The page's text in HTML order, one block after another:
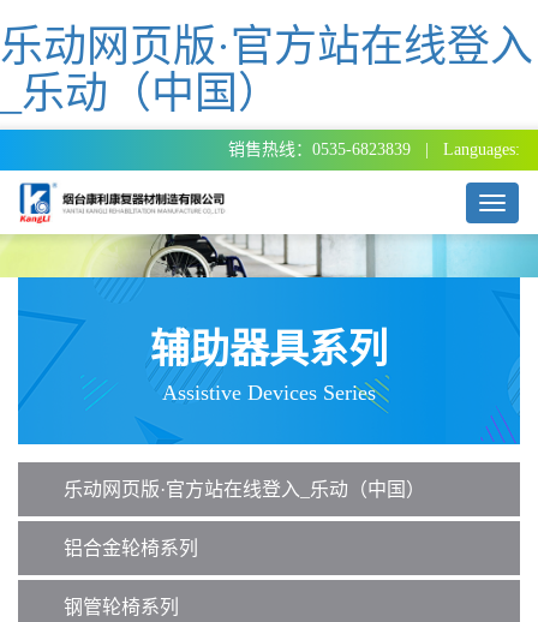
乐动网页版·官方站在线登入
_乐动（中国）
销售热线：0535-6823839 | Languages:
T
o
g
i
g
i
辅助器具系列
Assistive Devices Series
乐动网页版·官方站在线登入_乐动（中国）
铝合金轮椅系列
钢管轮椅系列